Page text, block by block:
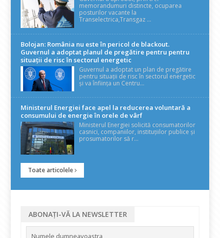
memorandumuri distincte, ocuparea
posturilor vacante la
Transelectrica,Transgaz ...
Bolojan: România nu este în pericol de blackout.
Guvernul a adoptat planul de pregătire pentru pentru
situații de risc în sectorul energetic
Guvernul a adoptat un plan de pregătire
pentru situații de risc în sectorul energetic
și va înființa un Centru...
Ministerul Energiei face apel la reducerea voluntară a
consumului de energie în orele de vârf
Ministerul Energiei solicită consumatorilor
casnici, companiilor, instituțiilor publice și
prosumatorilor să r...
Toate articolele
ABONAȚI-VĂ LA NEWSLETTER